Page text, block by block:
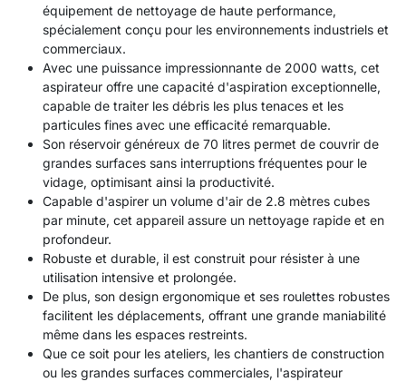
équipement de nettoyage de haute performance,
spécialement conçu pour les environnements industriels et
commerciaux.
Avec une puissance impressionnante de 2000 watts, cet
aspirateur offre une capacité d'aspiration exceptionnelle,
capable de traiter les débris les plus tenaces et les
particules fines avec une efficacité remarquable.
Son réservoir généreux de 70 litres permet de couvrir de
grandes surfaces sans interruptions fréquentes pour le
vidage, optimisant ainsi la productivité.
Capable d'aspirer un volume d'air de 2.8 mètres cubes
par minute, cet appareil assure un nettoyage rapide et en
profondeur.
Robuste et durable, il est construit pour résister à une
utilisation intensive et prolongée.
De plus, son design ergonomique et ses roulettes robustes
facilitent les déplacements, offrant une grande maniabilité
même dans les espaces restreints.
Que ce soit pour les ateliers, les chantiers de construction
ou les grandes surfaces commerciales, l'aspirateur